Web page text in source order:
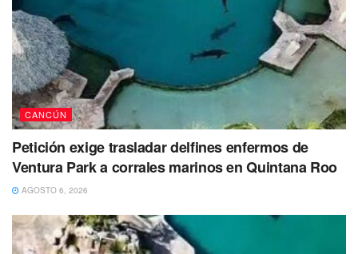
alumbrado público.
Tras el reporte, elementos de la policía Quintana Roo
acudieron a verificarlo, encontrándose con un cuerpo qué
se encontraba distribuida en diversas bolsas de basura.
CANCÚN
Petición exige trasladar delfines enfermos de
Ventura Park a corrales marinos en Quintana Roo
AGOSTO 6, 2026